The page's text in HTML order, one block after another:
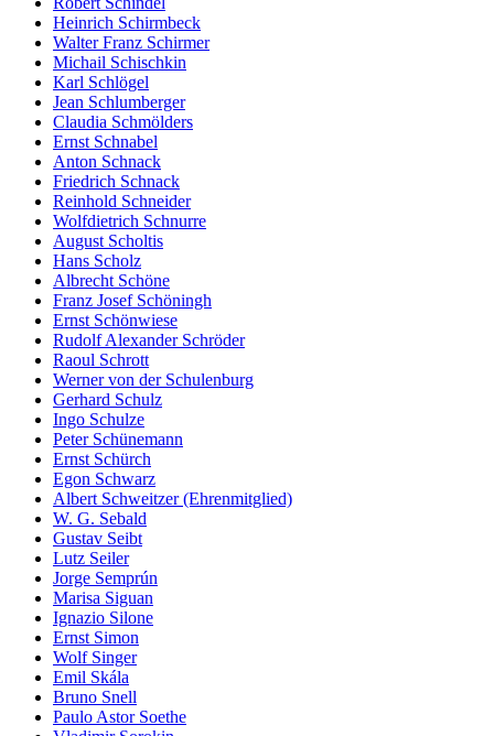
Heinrich Schirmbeck
Walter Franz Schirmer
Michail Schischkin
Karl Schlögel
Jean Schlumberger
Claudia Schmölders
Ernst Schnabel
Anton Schnack
Friedrich Schnack
Reinhold Schneider
Wolfdietrich Schnurre
August Scholtis
Hans Scholz
Albrecht Schöne
Franz Josef Schöningh
Ernst Schönwiese
Rudolf Alexander Schröder
Raoul Schrott
Werner von der Schulenburg
Gerhard Schulz
Ingo Schulze
Peter Schünemann
Ernst Schürch
Egon Schwarz
Albert Schweitzer (Ehrenmitglied)
W. G. Sebald
Gustav Seibt
Lutz Seiler
Jorge Semprún
Marisa Siguan
Ignazio Silone
Ernst Simon
Wolf Singer
Emil Skála
Bruno Snell
Paulo Astor Soethe